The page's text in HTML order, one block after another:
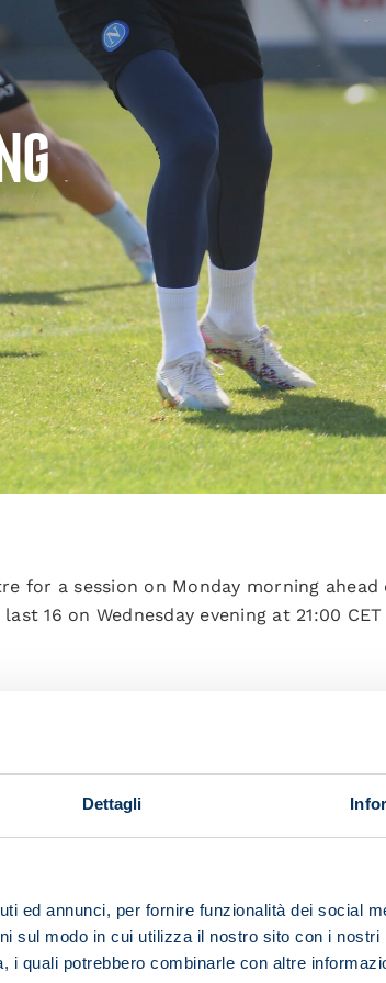
Dettagli
ed annunci, per fornire funzionalità dei social
sul modo in cui utilizza il nostro sito con i
i quali potrebbero combinarle con altre
for a session on Monday morning
16 on Wednesday evening at 21:00
work were all on the agenda.
game.